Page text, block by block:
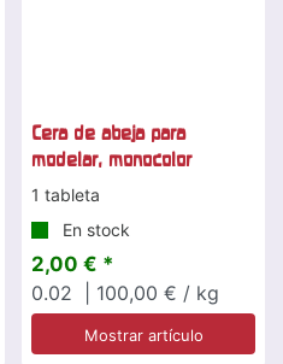
Cera de abeja para
modelar, monocolor
1 tableta
En stock
2,00 € *
0.02
| 100,00 € / kg
Mostrar artículo